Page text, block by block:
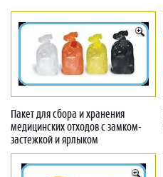
Пакет для сбора и хранения
медицинских отходов с замком-
застежкой и ярлыком